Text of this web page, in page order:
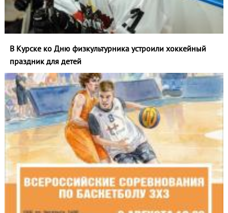
В Курске ко Дню физкультурника устроили хоккейный
праздник для детей